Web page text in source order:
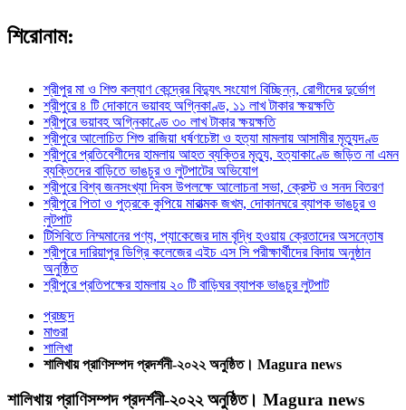
শিরোনাম:
শ্রীপুর মা ও শিশু কল্যাণ কেন্দ্রের বিদ্যুৎ সংযোগ বিচ্ছিন্ন, রোগীদের দুর্ভোগ
শ্রীপুরে ৪ টি দোকানে ভয়াবহ অগ্নিকাণ্ড, ১১ লাখ টাকার ক্ষয়ক্ষতি
শ্রীপুরে ভয়াবহ অগ্নিকাণ্ডে ৩০ লাখ টাকার ক্ষয়ক্ষতি
শ্রীপুরে আলোচিত শিশু রাজিয়া ধর্ষণচেষ্টা ও হত্যা মামলায় আসামীর মৃত্যুদণ্ড
শ্রীপুরে প্রতিবেশীদের হামলায় আহত ব্যক্তির মৃত্যু, হত্যাকাণ্ডে জড়িত না এমন
ব্যক্তিদের বাড়িতে ভাঙচুর ও লুটপাটের অভিযোগ
শ্রীপুরে বিশ্ব জনসংখ্যা দিবস উপলক্ষে আলোচনা সভা, ক্রেস্ট ও সনদ বিতরণ
শ্রীপুরে পিতা ও পুত্রকে কুপিয়ে মারাত্মক জখম, দোকানঘরে ব্যাপক ভাঙচুর ও
লুটপাট
টিসিবিতে নিম্মমানের পণ্য, প্যাকেজের দাম বৃদ্ধি হওয়ায় ক্রেতাদের অসন্তোষ
শ্রীপুরে দারিয়াপুর ডিগ্রি কলেজের এইচ এস সি পরীক্ষার্থীদের বিদায় অনুষ্ঠান
অনুষ্ঠিত
শ্রীপুরে প্রতিপক্ষের হামলায় ২০ টি বাড়িঘর ব্যাপক ভাঙচুর লুটপাট
প্রচ্ছদ
মাগুরা
শালিখা
শালিখায় প্রাণিসম্পদ প্রদর্শনী-২০২২ অনুষ্ঠিত। Magura news
শালিখায় প্রাণিসম্পদ প্রদর্শনী-২০২২ অনুষ্ঠিত। Magura news